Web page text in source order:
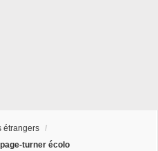
étrangers /
turner écolo